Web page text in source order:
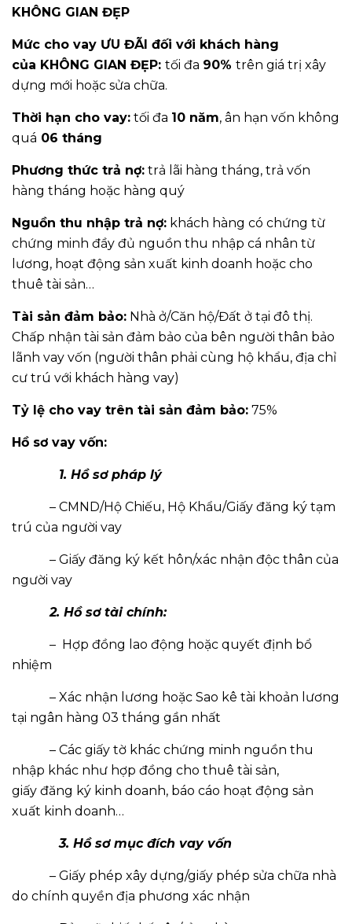
KHÔNG GIAN ĐẸP
Mức cho vay ƯU ĐÃI đối với khách hàng
của KHÔNG GIAN ĐẸP: tối đa 90% trên giá trị xây
dựng mới hoặc sửa chữa.
Thời hạn cho vay: tối đa 10 năm, ân hạn vốn không
quá 06 tháng
Phương thức trả nợ: trả lãi hàng tháng, trả vốn
hàng tháng hoặc hàng quý
Nguồn thu nhập trả nợ: khách hàng có chứng từ
chứng minh đầy đủ nguồn thu nhập cá nhân từ
lương, hoạt động sản xuất kinh doanh hoặc cho
thuê tài sản…
Tài sản đảm bảo: Nhà ở/Căn hộ/Đất ở tại đô thị.
Chấp nhận tài sản đảm bảo của bên người thân bảo
lãnh vay vốn (người thân phải cùng hộ khẩu, địa chỉ
cư trú với khách hàng vay)
Tỷ lệ cho vay trên tài sản đảm bảo: 75%
Hồ sơ vay vốn:
1. Hồ sơ pháp lý
– CMND/Hộ Chiếu, Hộ Khẩu/Giấy đăng ký tạm
trú của người vay
– Giấy đăng ký kết hôn/xác nhận độc thân của
người vay
2. Hồ sơ tài chính:
– Hợp đồng lao động hoặc quyết định bổ
nhiệm
– Xác nhận lương hoặc Sao kê tài khoản lương
tại ngân hàng 03 tháng gần nhất
– Các giấy tờ khác chứng minh nguồn thu
nhập khác như hợp đồng cho thuê tài sản,
giấy đăng ký kinh doanh, báo cáo hoạt động sản
xuất kinh doanh…
3. Hồ sơ mục đích vay vốn
– Giấy phép xây dựng/giấy phép sửa chữa nhà
do chính quyền địa phương xác nhận